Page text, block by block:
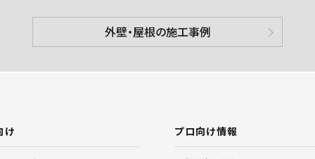
外壁・屋根の施工事例
け プロ向け情報